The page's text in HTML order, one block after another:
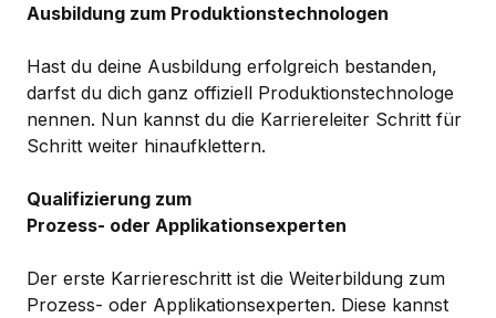
Ausbildung zum Produktionstechnologen
Hast du deine Ausbildung erfolgreich bestanden,
darfst du dich ganz offiziell Produktionstechnologe
nennen. Nun kannst du die Karriereleiter Schritt für
Schritt weiter hinaufklettern.
Qualifizierung zum
Prozess- oder Applikationsexperten
Der erste Karriereschritt ist die Weiterbildung zum
Prozess- oder Applikationsexperten. Diese kannst